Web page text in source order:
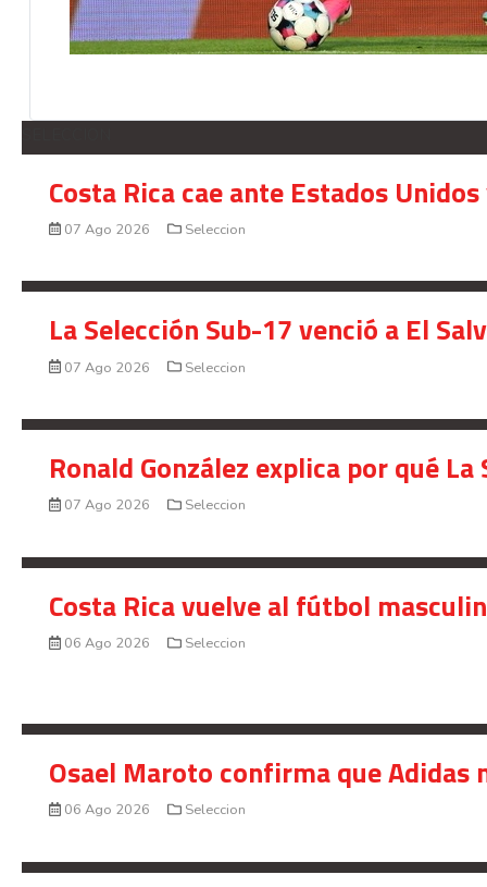
Costa Rica cae ante Estados
07 Ago 2026 Seleccion
La Selección Sub-17 venció a El
07 Ago 2026 Seleccion
Ronald González explica por qué
07 Ago 2026 Seleccion
Costa Rica vuelve al fútbol
06 Ago 2026 Seleccion
Osael Maroto confirma que Adidas
06 Ago 2026 Seleccion